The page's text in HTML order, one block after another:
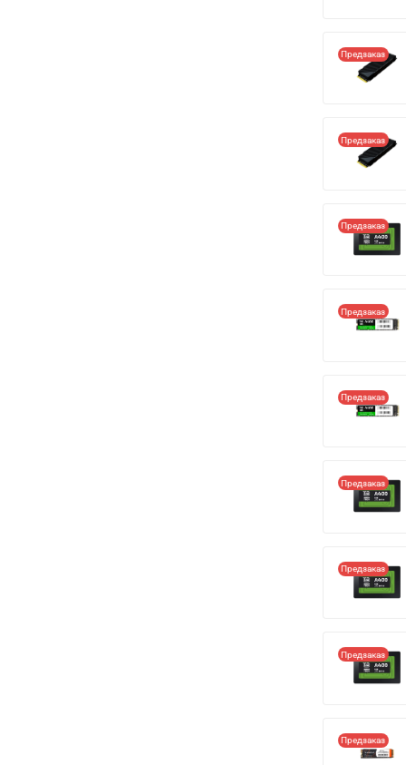
Предзаказ
Предзаказ
Предзаказ
Предзаказ
Предзаказ
Предзаказ
Предзаказ
Предзаказ
Предзаказ